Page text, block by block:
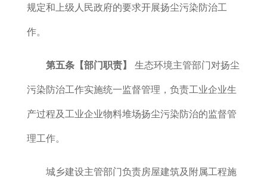
规定和上级人民政府的要求开展扬尘污染防治工
作。
第五条【部门职责】 生态环境主管部门对扬尘
污染防治工作实施统一监督管理，负责工业企业生
产过程及工业企业物料堆场扬尘污染防治的监督管
理工作。
城乡建设主管部门负责房屋建筑及附属工程施